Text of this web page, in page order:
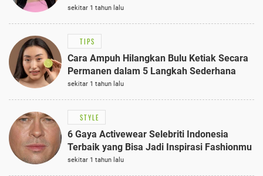
Anggun dengan Kaftan Cokelat
sekitar 1 tahun lalu
TIPS
Cara Ampuh Hilangkan Bulu Ketiak Secara
Permanen dalam 5 Langkah Sederhana
sekitar 1 tahun lalu
STYLE
6 Gaya Activewear Selebriti Indonesia
Terbaik yang Bisa Jadi Inspirasi Fashionmu
sekitar 1 tahun lalu